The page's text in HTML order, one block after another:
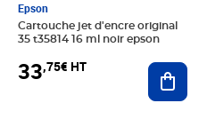
Epson
Cartouche jet d'encre original
35 t35814 16 ml noir epson
33,75€ HT